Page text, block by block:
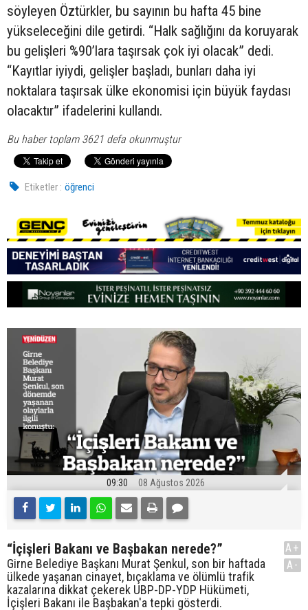
söyleyen Öztürkler, bu sayının bu hafta 45 bine
yükseleceğini dile getirdi. “Halk sağlığını da koruyarak
bu gelişleri %90’lara taşırsak çok iyi olacak” dedi.
“Kayıtlar iyiydi, gelişler başladı, bunları daha iyi
noktalara taşırsak ülke ekonomisi için büyük faydası
olacaktır” ifadelerini kullandı.
Bu haber toplam 3621 defa okunmuştur
Etiketler : öğrenci
09:30 08 Ağustos 2026
“İçişleri Bakanı ve Başbakan nerede?”
Girne Belediye Başkanı Murat Şenkul, son bir haftada
ülkede yaşanan cinayet, bıçaklama ve ölümlü trafik
kazalarına dikkat çekerek UBP-DP-YDP Hükümeti,
İçişleri Bakanı ile Başbakan'a tepki gösterdi.
A+
A-